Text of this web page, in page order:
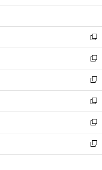
開
ウ
開
く
ン
ウ
で
開
く
ウ
ン
ド
ウ
で
開
く
新
し
い
ウ
ィ
ン
ド
ウ
で
開
く
新
し
い
ウ
ィ
ン
ド
ウ
で
開
新
し
い
ウ
ィ
ン
ド
ウ
新
し
い
ウ
ィ
ン
新
し
い
ウ
新
し